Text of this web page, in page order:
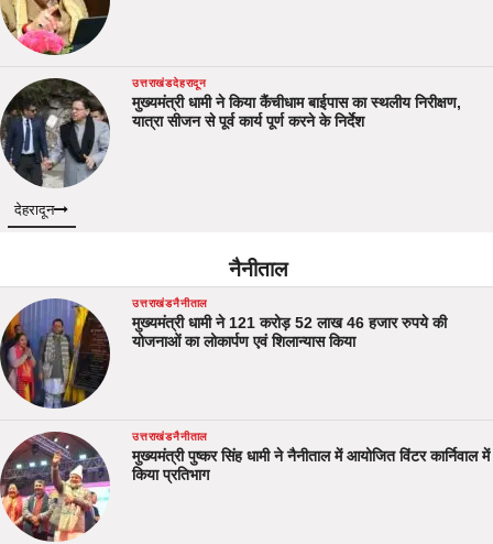
उत्तराखंडदेहरादून
मुख्यमंत्री धामी ने किया कैंचीधाम बाईपास का स्थलीय निरीक्षण,
यात्रा सीजन से पूर्व कार्य पूर्ण करने के निर्देश
देहरादून
नैनीताल
उत्तराखंडनैनीताल
मुख्यमंत्री धामी ने 121 करोड़ 52 लाख 46 हजार रुपये की
योजनाओं का लोकार्पण एवं शिलान्यास किया
उत्तराखंडनैनीताल
मुख्यमंत्री पुष्कर सिंह धामी ने नैनीताल में आयोजित विंटर कार्निवाल में
किया प्रतिभाग